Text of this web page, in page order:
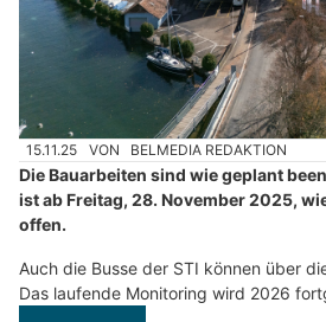
15.11.25 VON BELMEDIA REDAKTION
Die Bauarbeiten sind wie geplant
ist ab Freitag, 28. November 2025,
offen.
Auch die Busse der STI können über
Das laufende Monitoring wird 2026